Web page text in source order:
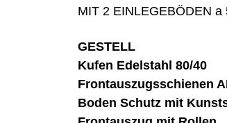
MIT 2 EINLEGEBÖDEN a
GESTELL
Kufen Edelstahl 80/40
Frontauszugsschienen
Boden Schutz mit